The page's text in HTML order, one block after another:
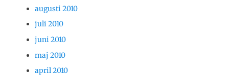
augusti 2010
juli 2010
juni 2010
maj 2010
april 2010